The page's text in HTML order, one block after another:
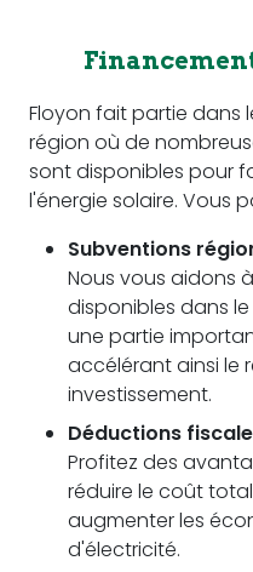
Floyon fait partie dans
région où de
sont disponibles pour
l'énergie solaire. Vous
Subventions
Nous vous aidons
disponibles dans
une partie
accélérant ainsi le
investissement.
Déductions
Profitez des
réduire le coût
augmenter les
d'électricité.